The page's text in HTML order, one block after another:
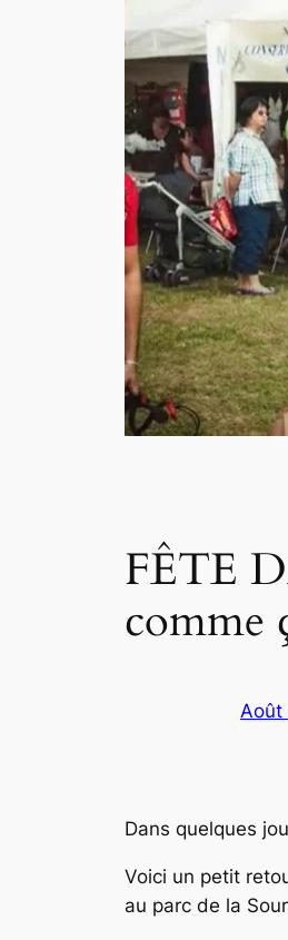
FÊTE
comme
Août
Dans quelques
Voici un petit
au parc de la